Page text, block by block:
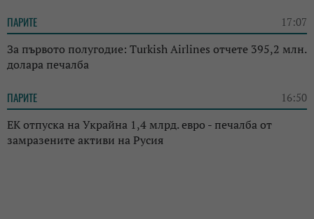
ПАРИТЕ 17:07
За първото полугодие: Turkish Airlines отчете 395,2 млн.
долара печалба
ПАРИТЕ 16:50
ЕК отпуска на Украйна 1,4 млрд. евро - печалба от
замразените активи на Русия